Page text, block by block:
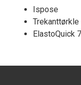
Ispose
Trekanttørkle
ElastoQuick